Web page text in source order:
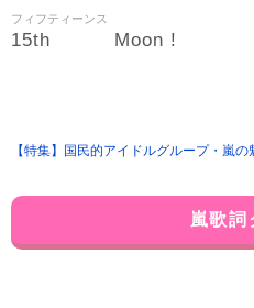
15th
フィフティーンス
Moon !
【特集】国民的アイドルグループ・嵐
嵐歌詞